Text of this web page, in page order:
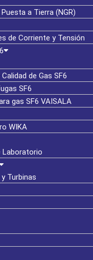
a Tierra (NGR)
de Corriente y Tensión
de Gas SF6
SF6
gas SF6 VAISALA
WIKA
Laboratorio
Turbinas